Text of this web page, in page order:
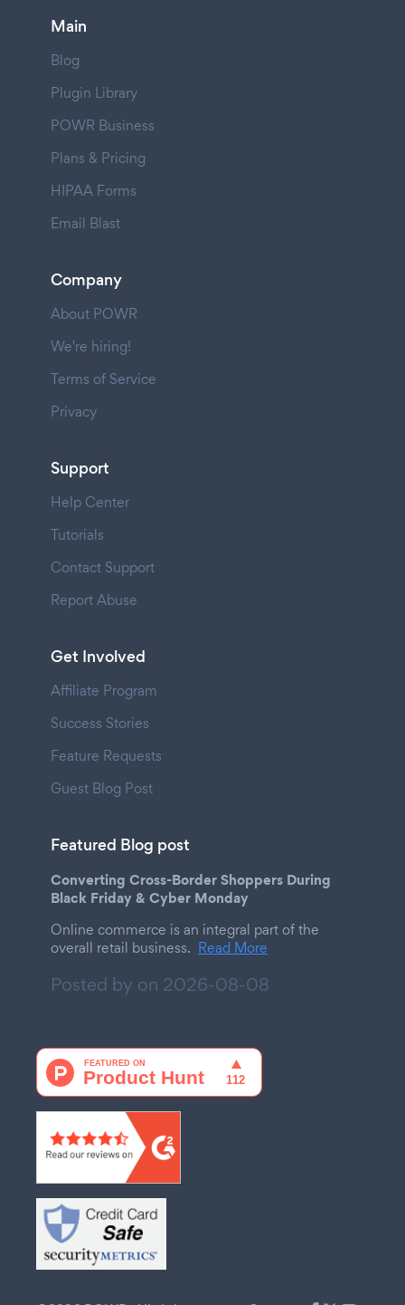
Main
Blog
Plugin Library
POWR Business
Plans & Pricing
HIPAA Forms
Email Blast
Company
About POWR
We're hiring!
Terms of Service
Privacy
Support
Help Center
Tutorials
Contact Support
Report Abuse
Get Involved
Affiliate Program
Success Stories
Feature Requests
Guest Blog Post
Featured Blog post
Converting Cross-Border Shoppers During
Black Friday & Cyber Monday
Online commerce is an integral part of the
overall retail business. Read More
Posted by on 2026-08-08